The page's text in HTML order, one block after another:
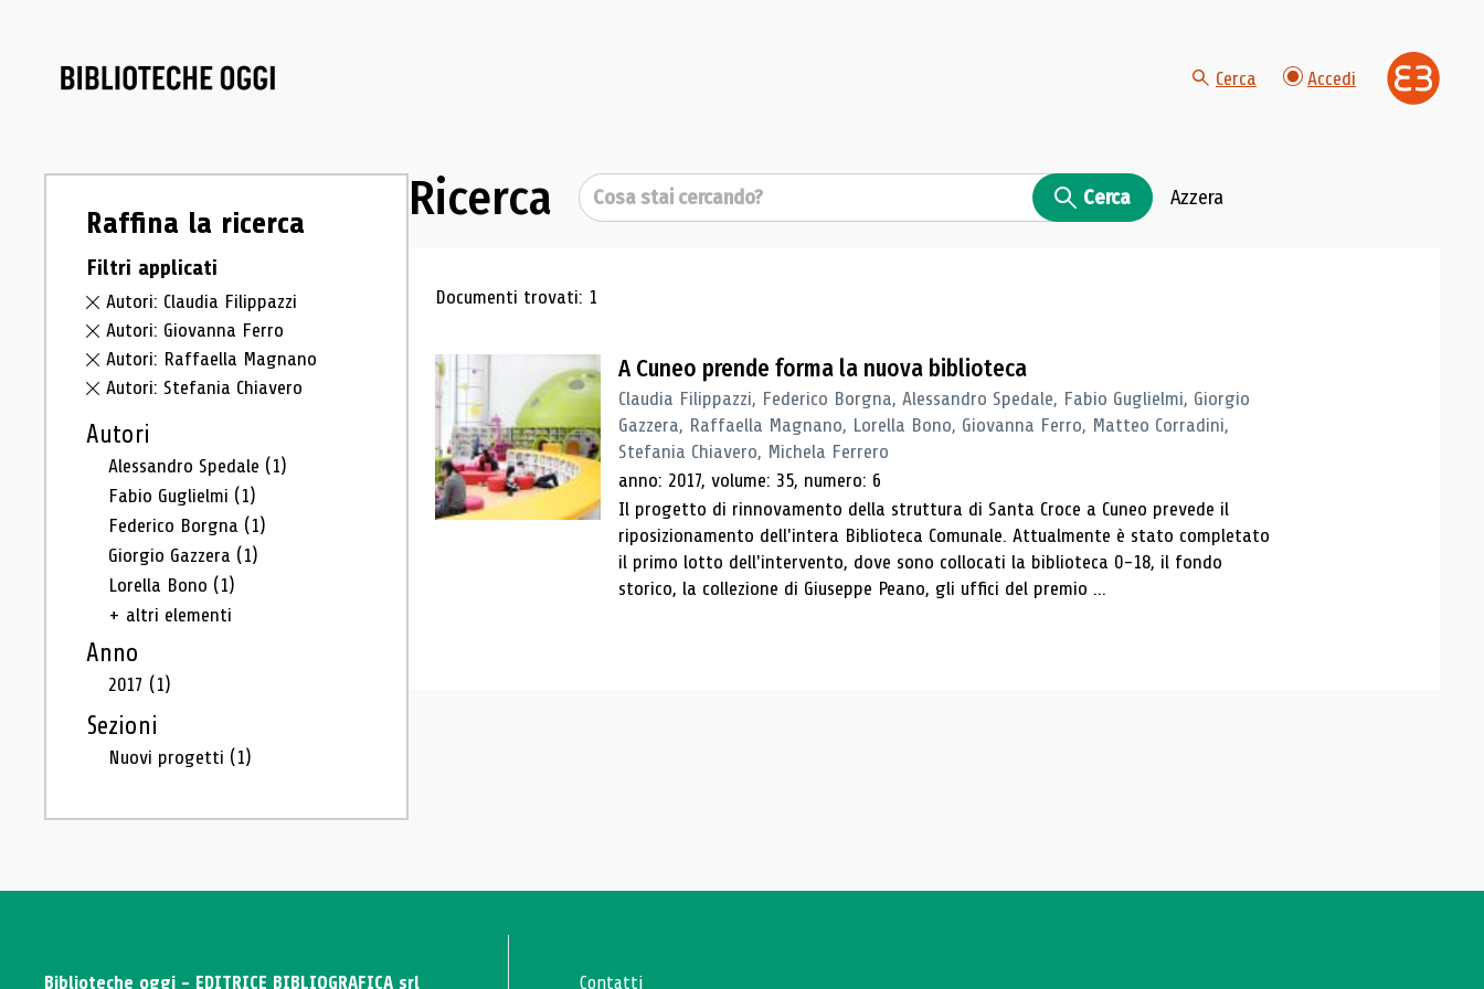
Cerca Accedi
Raffina la ricerca
Filtri applicati
Autori: Claudia Filippazzi
Autori: Giovanna Ferro
Autori: Raffaella Magnano
Autori: Stefania Chiavero
Autori
Alessandro Spedale (1)
Fabio Guglielmi (1)
Federico Borgna (1)
Giorgio Gazzera (1)
Lorella Bono (1)
+ altri elementi
Anno
2017 (1)
Sezioni
Nuovi progetti (1)
Ricerca Cerca Cerca Azzera
Risultati di ricerca
Documenti trovati: 1
A Cuneo prende forma la nuova biblioteca
Claudia Filippazzi, Federico Borgna, Alessandro Spedale, Fabio Guglielmi, Giorgio
Gazzera, Raffaella Magnano, Lorella Bono, Giovanna Ferro, Matteo Corradini,
Stefania Chiavero, Michela Ferrero
anno: 2017, volume: 35, numero: 6
Il progetto di rinnovamento della struttura di Santa Croce a Cuneo prevede il
riposizionamento dell'intera Biblioteca Comunale. Attualmente è stato completato
il primo lotto dell'intervento, dove sono collocati la biblioteca 0-18, il fondo
storico, la collezione di Giuseppe Peano, gli uffici del premio ...
Biblioteche oggi - EDITRICE BIBLIOGRAFICA srl Contatti